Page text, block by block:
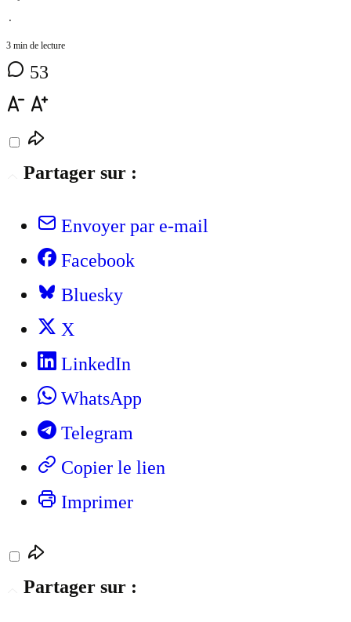
⋅
3 min de lecture
53
Partager sur :
Envoyer par e-mail
Facebook
Bluesky
X
LinkedIn
WhatsApp
Telegram
Copier le lien
Imprimer
Partager sur :